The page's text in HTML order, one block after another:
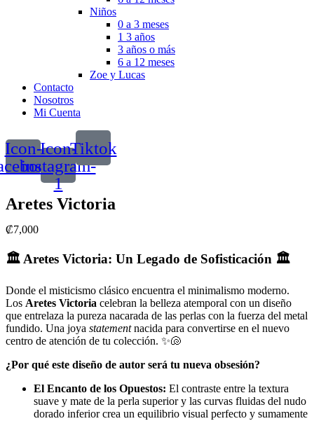
Niños
0 a 3 meses
1 3 años
3 años o más
6 a 12 meses
Zoe y Lucas
Contacto
Nosotros
Mi Cuenta
Icon-Icon-
instagram-
1
Tiktok
Aretes Victoria
₡7,000
🏛️ Aretes Victoria: Un Legado de Sofisticación 🏛️
Donde el misticismo clásico encuentra el minimalismo moderno.
Los Aretes Victoria celebran la belleza atemporal con un diseño
que entrelaza la pureza nacarada de las perlas con la fuerza del metal
fundido. Una joya statementnacida para convertirse en el nuevo
centro de atención de tu colección. ✨🐚
¿Por qué este diseño de autor será tu nueva obsesión?
El Encanto de los Opuestos: El contraste entre la textura
suave y mate de la perla superior y las curvas fluidas del nudo
dorado inferior crea un equilibrio visual perfecto y sumamente